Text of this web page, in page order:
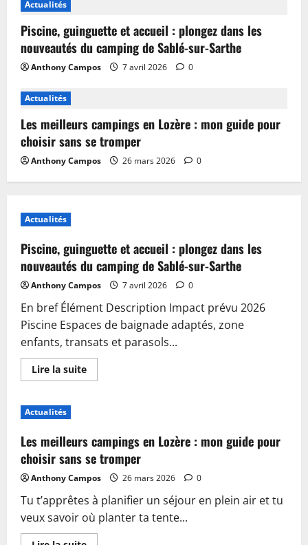
Actualités
Piscine, guinguette et accueil : plongez dans les
nouveautés du camping de Sablé-sur-Sarthe
Anthony Campos 7 avril 2026 0
Actualités
Les meilleurs campings en Lozère : mon guide pour
choisir sans se tromper
Anthony Campos 26 mars 2026 0
Actualités
Piscine, guinguette et accueil : plongez dans les
nouveautés du camping de Sablé-sur-Sarthe
Anthony Campos 7 avril 2026 0
En bref Élément Description Impact prévu 2026
Piscine Espaces de baignade adaptés, zone
enfants, transats et parasols...
Lire la suiteEn
savoir
accueil
:
plongez
dans
les
nouveautés
du
camping
de
Sablé-
sur-
Sarthe
Actualités
Les meilleurs campings en Lozère : mon guide pour
choisir sans se tromper
Anthony Campos 26 mars 2026 0
Tu t’apprêtes à planifier un séjour en plein air et tu
veux savoir où planter ta tente...